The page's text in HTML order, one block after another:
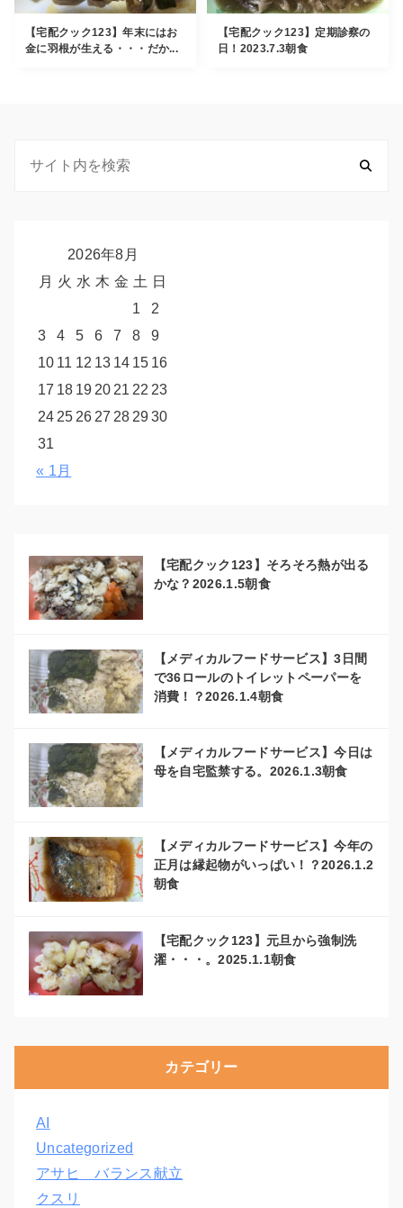
【宅配クック123】年末にはお
金に羽根が生える・・・だか...
【宅配クック123】定期診察の
日！2023.7.3朝食
2026年8月
月 火 水 木 金 土 日
1
2
3
4 5 6 7 8
9
10 11 12 13 14 15 16
17 18 19 20 21 22 23
24 25 26 27 28 2930
31
« 1月
【宅配クック123】そろそろ熱が出る
かな？2026.1.5朝食
【メディカルフードサービス】3日間
で36ロールのトイレットペーパーを
消費！？2026.1.4朝食
【メディカルフードサービス】今日は
母を自宅監禁する。2026.1.3朝食
【メディカルフードサービス】今年の
正月は縁起物がいっぱい！？2026.1.2
朝食
【宅配クック123】元旦から強制洗
濯・・・。2025.1.1朝食
カテゴリー
AI
Uncategorized
アサヒ バランス献立
クスリ